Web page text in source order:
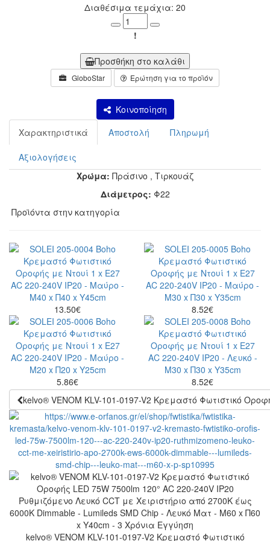
Διαθέσιμα τεμάχια: 20
Minus
Plus
!
Προσθήκη στο καλάθι
GloboStar Ερώτηση για το προϊόν
Κοινοποίηση
Χαρακτηριστικά
Αποστολή Πληρωμή
Αξιολογήσεις
Χρώμα: Πράσινο , Τιρκουάζ
Διάμετρος: Φ22
Προϊόντα στην κατηγορία
13.50€ 8.52€
5.86€ 8.52€
kelvo® VENOM KLV-101-0197-V2 Κρεμαστό Φωτιστικό
kelvo® VENOM KLV-101-0197-V2 Κρεμαστό Φωτιστικό